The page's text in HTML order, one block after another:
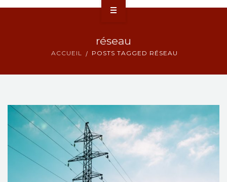
NOS ACTIONS
CONTACT
réseau
ACCUEIL POSTS TAGGED RÉSEAU